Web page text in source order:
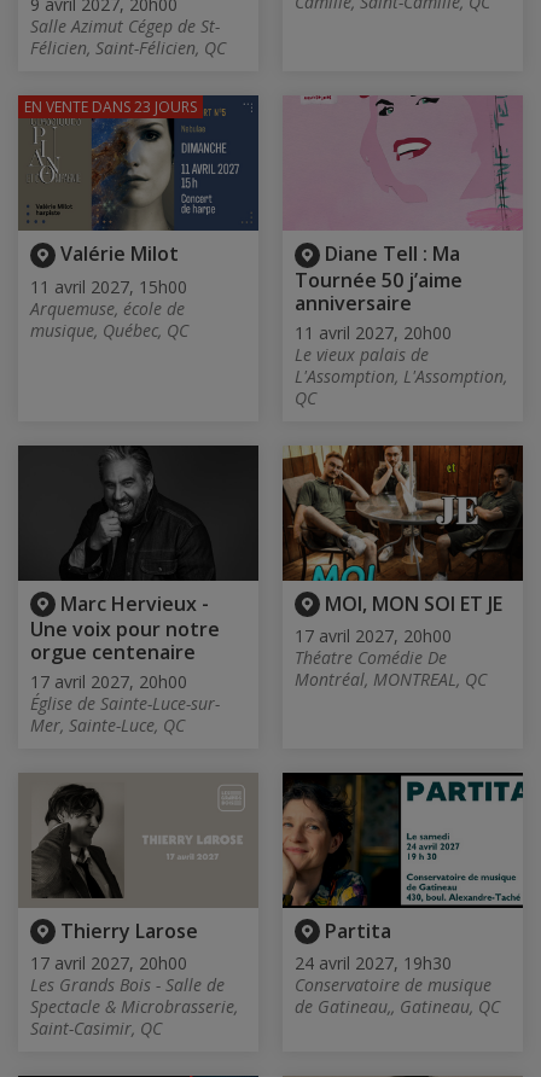
9 avril 2027, 20h00
Salle Azimut Cégep de St-
Félicien, Saint-Félicien, QC
Valérie Milot
11 avril 2027, 15h00
Arquemuse, école de
musique, Québec, QC
EN VENTE DANS 23 JOURS
Diane Tell : Ma
Tournée 50 j’aime
anniversaire
11 avril 2027, 20h00
Le vieux palais de
L'Assomption, L'Assomption,
QC
Marc Hervieux -
Une voix pour notre
orgue centenaire
17 avril 2027, 20h00
Église de Sainte-Luce-sur-
Mer, Sainte-Luce, QC
MOI, MON SOI ET JE
17 avril 2027, 20h00
Théatre Comédie De
Montréal, MONTREAL, QC
Thierry Larose
17 avril 2027, 20h00
Les Grands Bois - Salle de
Spectacle & Microbrasserie,
Saint-Casimir, QC
Partita
24 avril 2027, 19h30
Conservatoire de musique
de Gatineau,, Gatineau, QC